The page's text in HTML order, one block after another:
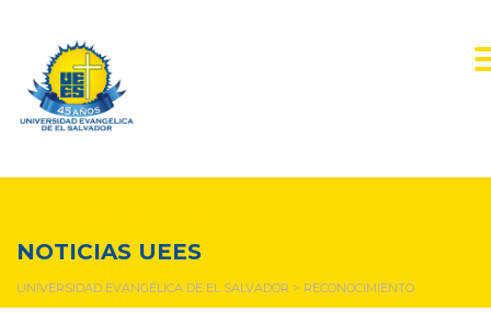
NOTICIAS UEES
UNIVERSIDAD EVANGÉLICA DE EL SALVADOR > RECONOCIMIENTO